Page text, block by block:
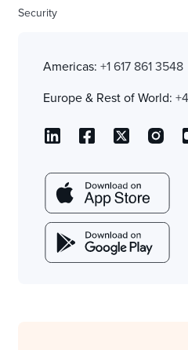
Security
Americas: +1 617 861 3548
Europe & Rest of World: